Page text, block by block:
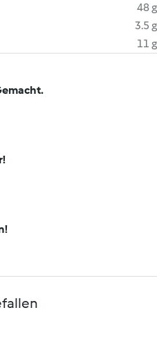
48 g
3.5 g
11 g